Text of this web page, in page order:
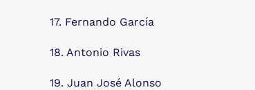
17. Fernando García
18. Antonio Rivas
19. Juan José Alonso